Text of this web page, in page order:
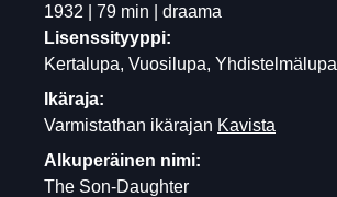
1932 | 79 min | draama
Lisenssityyppi:
Kertalupa, Vuosilupa, Yhdistelmälupa
Ikäraja:
Varmistathan ikärajan Kavista
Alkuperäinen nimi:
The Son-Daughter